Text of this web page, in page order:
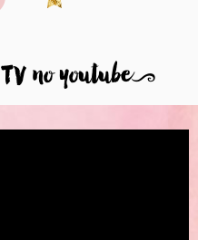
no youtube9